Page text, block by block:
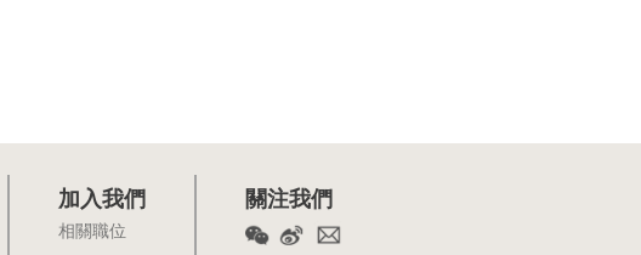
加入我們
相關職位
關注我們